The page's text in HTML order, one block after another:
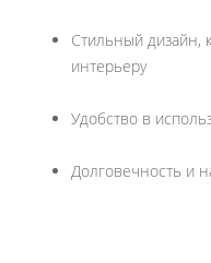
Стильный дизайн,
интерьеру
Удобство в
Долговечность и